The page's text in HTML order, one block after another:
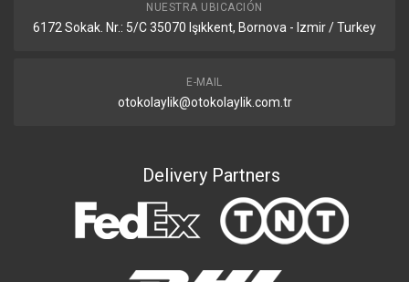
NUESTRA UBICACIÓN
6172 Sokak. Nr.: 5/C 35070 Işıkkent, Bornova - Izmir / Turkey
E-MAIL
otokolaylik@otokolaylik.com.tr
Delivery Partners